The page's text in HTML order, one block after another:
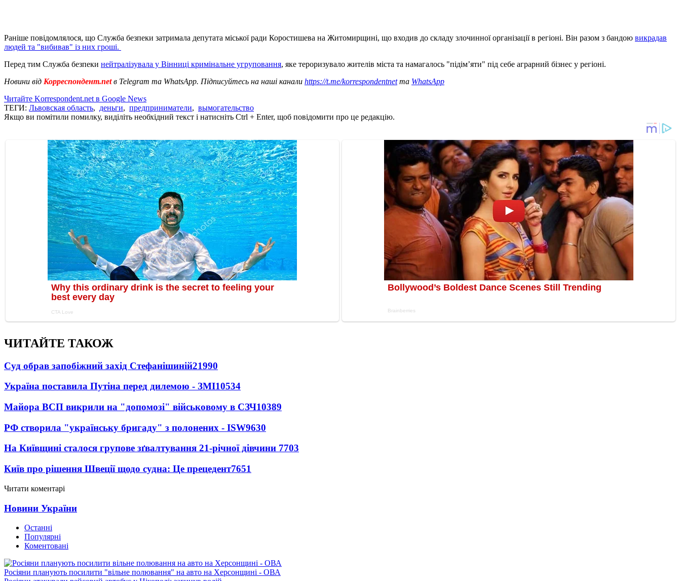
Раніше повідомлялося, що Служба безпеки затримала депутата міської ради Коростишева на Житомирщині, що входив до складу злочинної організації в регіоні. Він разом з бандою викрадав
людей та "вибивав" із них гроші.
Перед тим Служба безпеки нейтралізувала у Вінниці кримінальне угруповання, яке тероризувало жителів міста та намагалось "підім’яти" під себе аграрний бізнес у регіоні.
Новини від Корреспондент.netв Telegram та WhatsApp. Підписуйтесь на наші канали https://t.me/korrespondentnetта WhatsApp
Читайте Korrespondent.net в Google News
ТЕГИ: Львовская область, деньги, предприниматели, вымогательство
Якщо ви помітили помилку, виділіть необхідний текст і натисніть Ctrl + Enter, щоб повідомити про це редакцію.
ЧИТАЙТЕ ТАКОЖ
Суд обрав запобіжний захід Стефанішиній21990
Україна поставила Путіна перед дилемою - ЗМІ10534
Майора ВСП викрили на "допомозі" військовому в СЗЧ10389
РФ створила "українську бригаду" з полонених - ISW9630
На Київщині сталося групове зґвалтування 21-річної дівчини 7703
Київ про рішення Швеції щодо судна: Це прецедент7651
Читати коментарі
Новини України
Останні
Популярні
Коментовані
Росіяни планують посилити "вільне полювання" на авто на Херсонщині - ОВА